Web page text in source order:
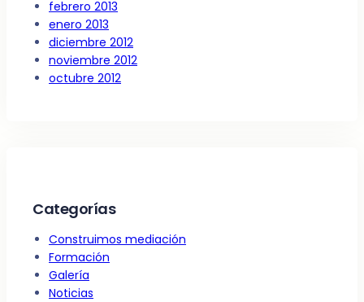
febrero 2013
enero 2013
diciembre 2012
noviembre 2012
octubre 2012
Categorías
Construimos mediación
Formación
Galería
Noticias